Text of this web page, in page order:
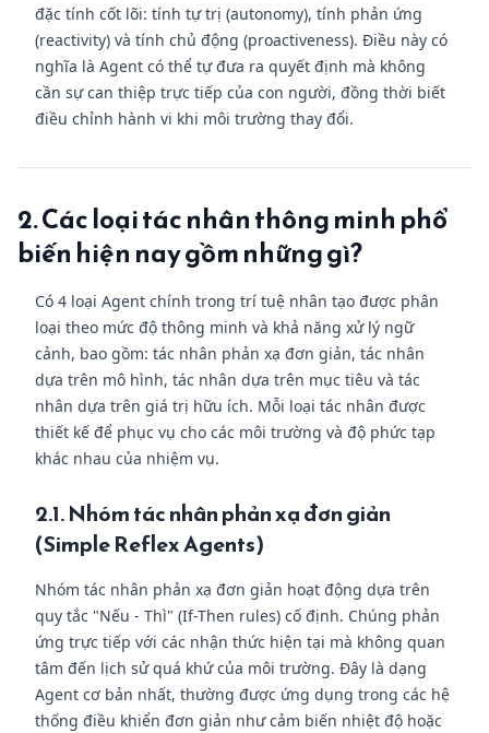
đặc tính cốt lõi: tính tự trị (autonomy), tính phản ứng
(reactivity) và tính chủ động (proactiveness). Điều này có
nghĩa là Agent có thể tự đưa ra quyết định mà không
cần sự can thiệp trực tiếp của con người, đồng thời biết
điều chỉnh hành vi khi môi trường thay đổi.
2. Các loại tác nhân thông minh phổ
biến hiện nay gồm những gì?
Có 4 loại Agent chính trong trí tuệ nhân tạo được phân
loại theo mức độ thông minh và khả năng xử lý ngữ
cảnh, bao gồm: tác nhân phản xạ đơn giản, tác nhân
dựa trên mô hình, tác nhân dựa trên mục tiêu và tác
nhân dựa trên giá trị hữu ích. Mỗi loại tác nhân được
thiết kế để phục vụ cho các môi trường và độ phức tạp
khác nhau của nhiệm vụ.
2.1. Nhóm tác nhân phản xạ đơn giản
(Simple Reflex Agents)
Nhóm tác nhân phản xạ đơn giản hoạt động dựa trên
quy tắc "Nếu - Thì" (If-Then rules) cố định. Chúng phản
ứng trực tiếp với các nhận thức hiện tại mà không quan
tâm đến lịch sử quá khứ của môi trường. Đây là dạng
Agent cơ bản nhất, thường được ứng dụng trong các hệ
thống điều khiển đơn giản như cảm biến nhiệt độ hoặc